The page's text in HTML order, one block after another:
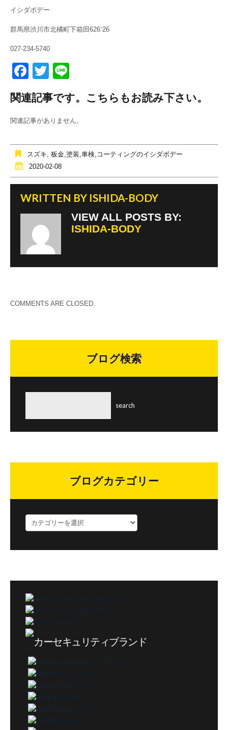
イシダボデー
群馬県渋川市北橘町下箱田626⁻26
027-234-5740
F
a
c
e
o
o
k
T
tt
er
e
関連記事です。こちらもお読み下さい。
関連記事がありません。
スズキ 板金,塗装,車検,コーティングのイシダボデー
2020-02-08
WRITTEN BY ISHIDA-BODY
VIEW ALL POSTS BY:
ISHIDA-BODY
COMMENTS ARE CLOSED.
ブログ検索
ブログカテゴリー
ロ
ー